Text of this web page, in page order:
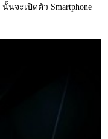
จะเปิดตัว Smartphone